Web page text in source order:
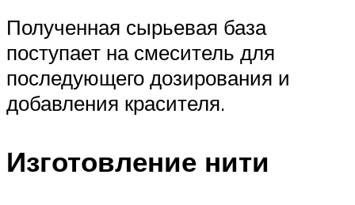
Полученная сырьевая база
поступает на смеситель для
последующего дозирования и
добавления красителя.
Изготовление нити